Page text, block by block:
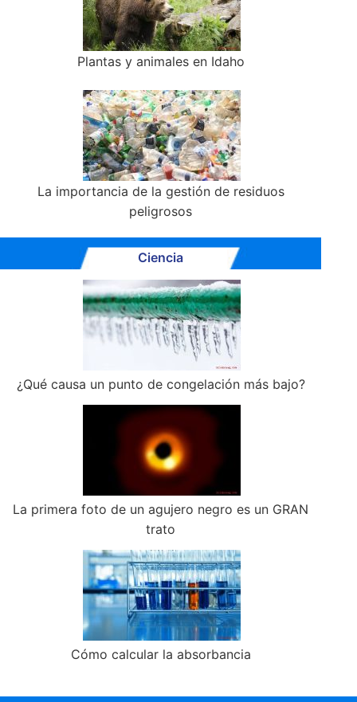
Plantas y animales en Idaho
La importancia de la gestión de residuos
peligrosos
Ciencia
¿Qué causa un punto de congelación más bajo?
La primera foto de un agujero negro es un GRAN
trato
Cómo calcular la absorbancia